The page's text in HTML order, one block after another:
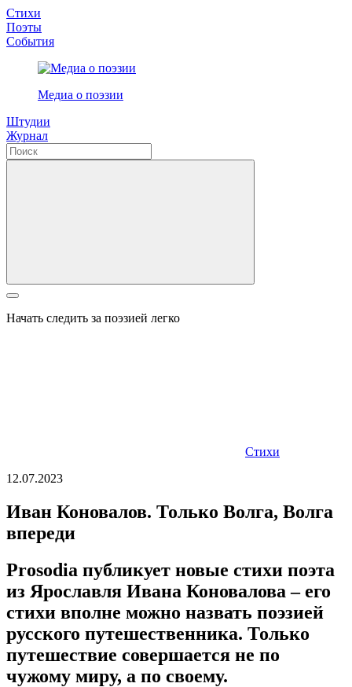
Стихи
Поэты
События
Медиа о поэзии
Штудии
Журнал
Начать следить за поэзией легко
Стихи
12.07.2023
Иван Коновалов. Только Волга, Волга
впереди
Prosodia публикует новые стихи поэта
из Ярославля Ивана Коновалова – его
стихи вполне можно назвать поэзией
русского путешественника. Только
путешествие совершается не по
чужому миру, а по своему.